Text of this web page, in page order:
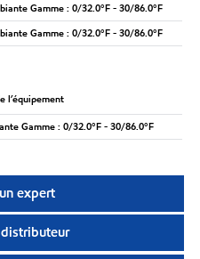
Gamme : 0/32.0°F - 30/86.0°F
Gamme : 0/32.0°F - 30/86.0°F
l’équipement
Gamme : 0/32.0°F - 30/86.0°F
expert